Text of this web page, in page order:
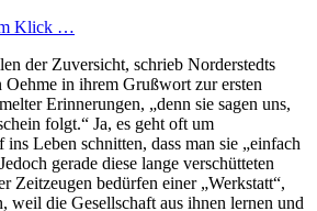
Klick …
der Zuversicht, schrieb Norderstedts
Oehme in ihrem Grußwort zur ersten
Erinnerungen,
denn sie sagen uns,
folgt.
Ja, es geht oft um
Leben schnitten, dass man sie
einfach
gerade diese lange verschütteten
Zeitzeugen bedürfen einer Werkstatt ,
weil die Gesellschaft aus ihnen lernen und